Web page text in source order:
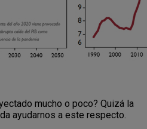
mucho o poco? Quizá la
ayudarnos a este respecto.